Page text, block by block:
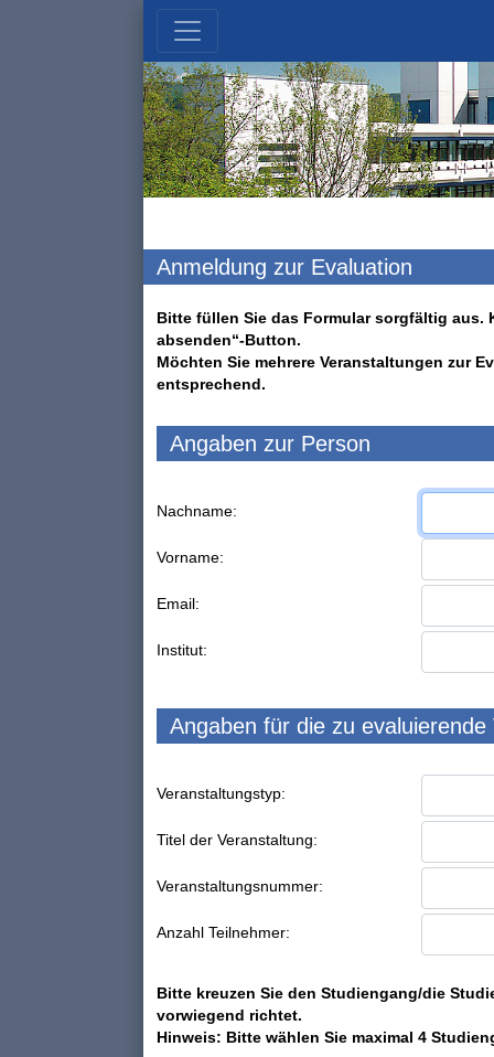
Anmeldung zur Evaluation
Bitte füllen Sie das Formular sorgfältig aus.
absenden“-Button.
Möchten Sie mehrere Veranstaltungen zur
entsprechend.
Angaben zur Person
Nachname:
Vorname:
Email:
Institut:
Angaben für die zu evaluierende
Veranstaltungstyp:
Titel der Veranstaltung:
Veranstaltungsnummer:
Anzahl Teilnehmer:
Bitte kreuzen Sie den Studiengang/die
vorwiegend richtet.
Hinweis: Bitte wählen Sie maximal 4